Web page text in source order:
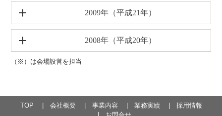
2009年（平成21年）
2008年（平成20年）
（※）は会場設営を担当
TOP 会社概要 事業内容 業務実績
採用情報